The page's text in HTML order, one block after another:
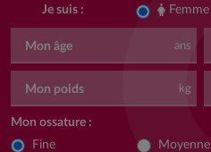
Je suis : Femme
Mon âge ans
Mon poids kg
Mon ossature :
Fine Moyenne